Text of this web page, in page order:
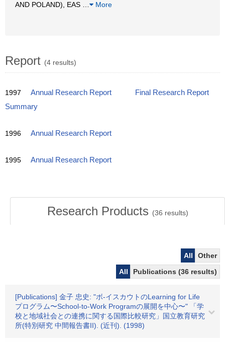
AND POLAND), EAS
More
Report (4 results)
1997 Annual Research Report
Final Research Report
Summary
1996 Annual Research Report
1995 Annual Research Report
Research Products (36 results)
All
Other
All
Publications (36 results)
[Publications] 金子 忠史: "ボ-イスカウトのLearning for Life
プログラム〜School-to-Work Programの展開を中心〜" 「学
校と地域社会との連携に関する国際比較研究」国立教育研究
所(特別研究 中間報告書II). (近刊). (1998)